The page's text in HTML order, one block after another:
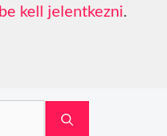
be kell jelentkezni.